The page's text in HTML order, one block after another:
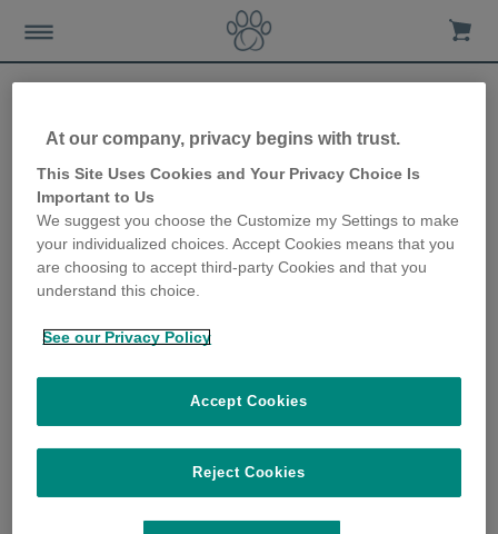
L’écosystème connecté
pour animaux Sure Petcare
présente Animo
At our company, privacy begins with trust.
This Site Uses Cookies and Your Privacy Choice Is
Important to Us
We suggest you choose the Customize my Settings to make
your individualized choices. Accept Cookies means that you
are choosing to accept third-party Cookies and that you
understand this choice.
See our Privacy Policy
Reject Cookies
Accept Cookies